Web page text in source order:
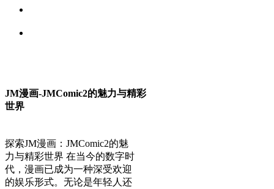
JM漫画-JMComic2的魅力与精彩
世界
探索JM漫画：JMComic2的魅
力与精彩世界 在当今的数字时
代，漫画已成为一种深受欢迎
的娱乐形式。无论是年轻人还